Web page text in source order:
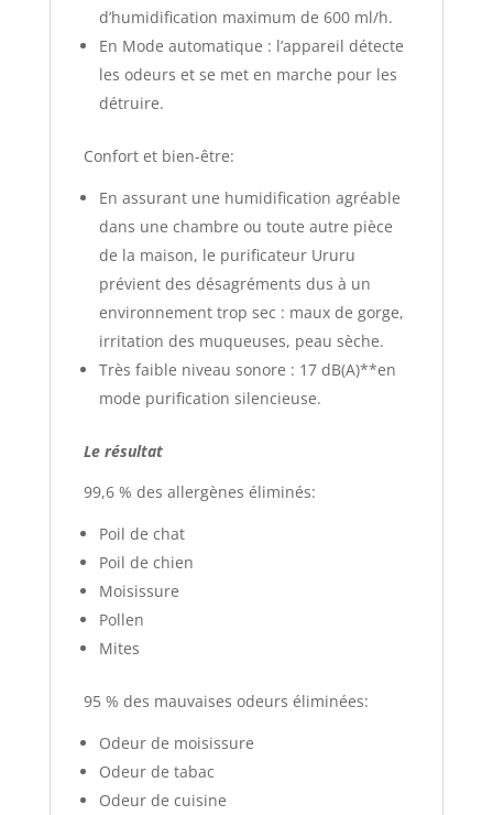
d’humidification maximum de 600 ml/h.
En Mode automatique : l’appareil détecte
les odeurs et se met en marche pour les
détruire.
Confort et bien-être:
En assurant une humidification agréable
dans une chambre ou toute autre pièce
de la maison, le purificateur Ururu
prévient des désagréments dus à un
environnement trop sec : maux de gorge,
irritation des muqueuses, peau sèche.
Très faible niveau sonore : 17 dB(A)**en
mode purification silencieuse.
Le résultat
99,6 % des allergènes éliminés:
Poil de chat
Poil de chien
Moisissure
Pollen
Mites
95 % des mauvaises odeurs éliminées:
Odeur de moisissure
Odeur de tabac
Odeur de cuisine